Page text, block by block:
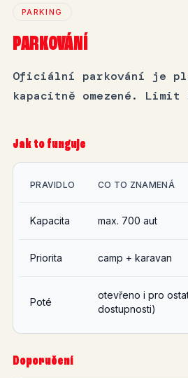
PARKING
PARKOVÁNÍ
Oficiální parkování je
kapacitně omezené. Limit
Jak to funguje
PRAVIDLO CO TO ZNAMENÁ
Kapacita max. 700 aut
Priorita camp + karavan
Poté
otevřeno i pro
dostupnosti)
Doporučení